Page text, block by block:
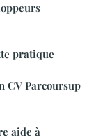
pratique
CV Parcoursup
aide à